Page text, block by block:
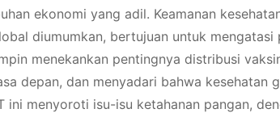
ekonomi yang adil. Keamanan
diumumkan, bertujuan untuk mengatasi
menekankan pentingnya distribusi
depan, dan menyadari bahwa kesehatan
menyoroti isu-isu ketahanan pangan,